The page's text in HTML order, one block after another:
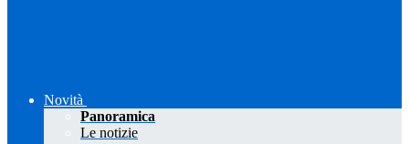
Novità
Panoramica
Le notizie